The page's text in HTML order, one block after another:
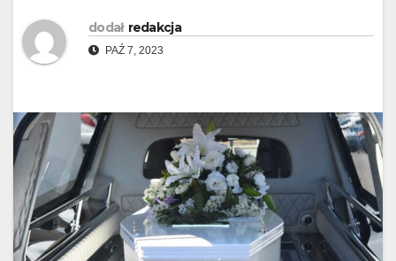
dodał redakcja
PAŹ 7, 2023